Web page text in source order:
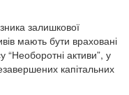
залишкової
мають бути враховані
“Необоротні активи”, у
капітальних